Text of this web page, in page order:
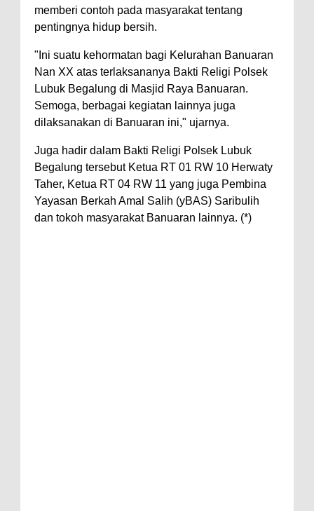
memberi contoh pada masyarakat tentang
pentingnya hidup bersih.
"Ini suatu kehormatan bagi Kelurahan Banuaran
Nan XX atas terlaksananya Bakti Religi Polsek
Lubuk Begalung di Masjid Raya Banuaran.
Semoga, berbagai kegiatan lainnya juga
dilaksanakan di Banuaran ini," ujarnya.
Juga hadir dalam Bakti Religi Polsek Lubuk
Begalung tersebut Ketua RT 01 RW 10 Herwaty
Taher, Ketua RT 04 RW 11 yang juga Pembina
Yayasan Berkah Amal Salih (yBAS) Saribulih
dan tokoh masyarakat Banuaran lainnya. (*)